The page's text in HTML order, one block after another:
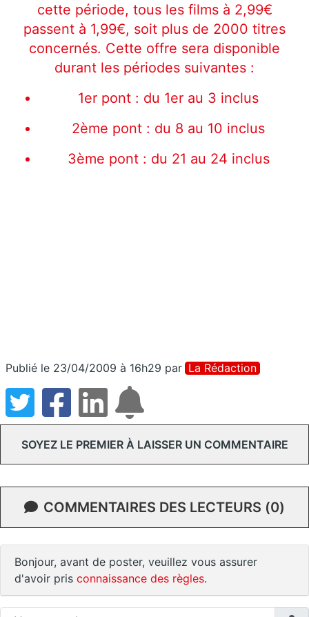
cette période, tous les films à 2,99€
passent à 1,99€, soit plus de 2000 titres
concernés. Cette offre sera disponible
durant les périodes suivantes :
1er pont : du 1er au 3 inclus
2ème pont : du 8 au 10 inclus
3ème pont : du 21 au 24 inclus
Publié le 23/04/2009 à 16h29 par La Rédaction
SOYEZ LE PREMIER À LAISSER UN COMMENTAIRE
COMMENTAIRES DES LECTEURS (0)
Bonjour, avant de poster, veuillez vous assurer
d'avoir pris connaissance des règles.